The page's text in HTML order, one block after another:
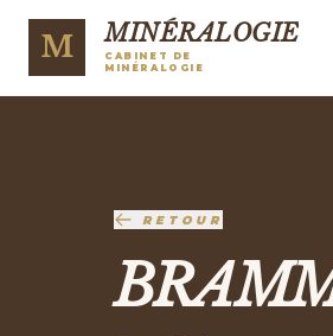
M MINÉRALOGIE
CABINET DE
MINÉRALOGIE
RETOUR